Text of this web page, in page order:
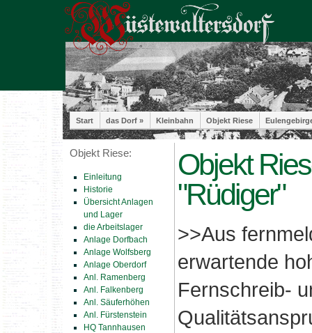
Start das Dorf » Kleinbahn Objekt Riese
Objekt Riese:
Einleitung
Historie
Übersicht Anlagen
und Lager
die Arbeitslager
Anlage Dorfbach
Anlage Wolfsberg
Anlage Oberdorf
Anl. Ramenberg
Anl. Falkenberg
Anl. Säuferhöhen
Anl. Fürstenstein
HQ Tannhausen
Objekt
"Rüdiger"
>>Aus
erwartende
Fernschreib-